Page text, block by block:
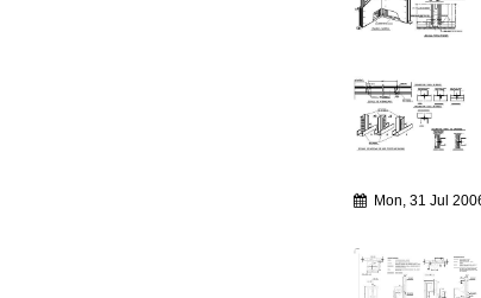
Mon, 31 Jul